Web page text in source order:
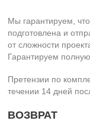
Мы гарантируем,
подготовлена и
от сложности
Гарантируем
Претензии по
течении 14 дней
ВОЗВРАТ